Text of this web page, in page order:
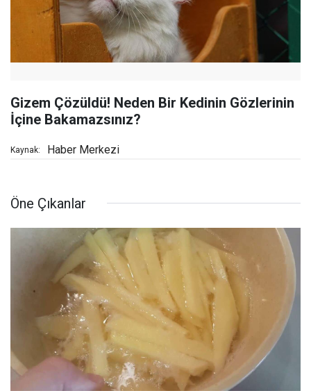
Gizem Çözüldü! Neden Bir Kedinin Gözlerinin
İçine Bakamazsınız?
Kaynak: Haber Merkezi
Öne Çıkanlar